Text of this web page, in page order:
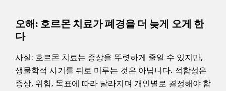
오해: 호르몬 치료가 폐경을 더 늦게 오게 한
다
사실: 호르몬 치료는 증상을 뚜렷하게 줄일 수 있지만,
생물학적 시기를 뒤로 미루는 것은 아닙니다. 적합성은
증상, 위험, 목표에 따라 달라지며 개인별로 결정해야 합